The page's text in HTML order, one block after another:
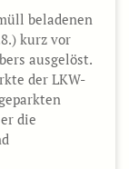
beladenen
kurz vor
ausgelöst.
der LKW-
die